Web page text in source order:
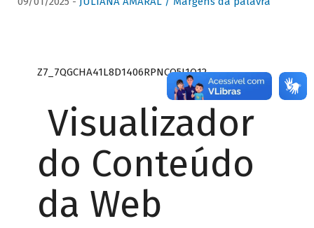
Z7_7QGCHA41L8D1406RPNCQ5J1O12
Visualizador
do Conteúdo
da Web